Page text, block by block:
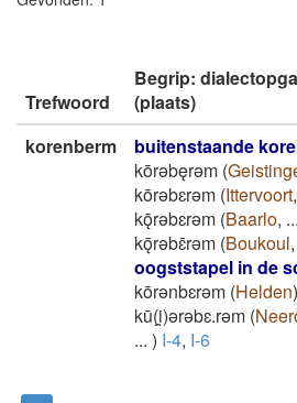
Trefwoord
Begrip:
(plaats)
korenberm
buitenstaande
kōrǝbęrǝm (
kōrǝbɛrǝm (Ittervoort,
kǭrǝbɛrǝm (Baarlo, ...
kǭrǝbɛ̄rǝm (Boukoul,
oogststapel in de
kōrǝnbɛrǝm (Helden)
kū(i̯)ǝrǝbɛ.rǝm (
... ) I-4, I-6